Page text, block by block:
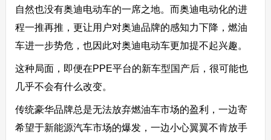
自然也没有奥迪电动车的一席之地。而奥迪电动化的进
程一推再推，更让用户对奥迪品牌的感知力下降，燃油
车进一步势危，也因此对奥迪电动车更加提不起兴趣。
这种局面，即便在PPE平台的新车型国产后，很可能也
几乎不会有什么改变。
传统豪华品牌总是无法放弃燃油车市场的盈利，一边寄
希望于新能源汽车市场的爆发，一边小心翼翼不肯放手